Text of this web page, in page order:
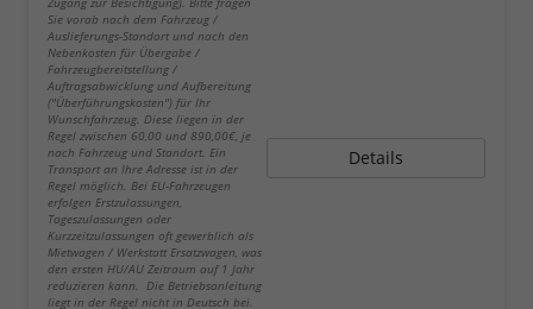
Sie vorab nach dem Fahrzeug /
Auslieferungs-Standort und nach den
Nebenkosten für Übergabe /
Fahrzeugbereitstellung /
Auftragsabwicklung und Aufbereitung
("Überführungskosten") für Ihr
Wunschfahrzeug. Diese liegen in der
Regel zwischen 60,00 und 890,00€, je
nach Fahrzeug und Standort. Ein
Transport an Ihre Adresse ist in der
Regel möglich. Bei EU-Fahrzeugen
erfolgen Erstzulassungen,
Tageszulassungen oder
Kurzzeitzulassungen oft gewerblich als
Mietwagen / Werkstatt Ersatzwagen, was
den ersten HU/AU Zeitraum auf 1 Jahr
reduzieren kann. Die Betriebsanleitung
liegt in der Regel nicht in Deutsch bei.
Details